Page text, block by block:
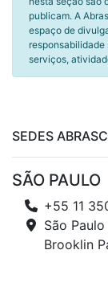
publicam. A
espaço de
serviços,
SEDES
SÃO PAULO
+55 11
São
Brooklin